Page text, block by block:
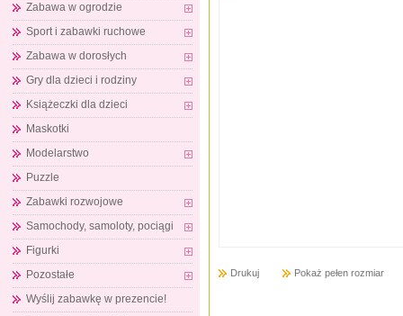
Zabawa w ogrodzie
Sport i zabawki ruchowe
Zabawa w dorosłych
Gry dla dzieci i rodziny
Książeczki dla dzieci
Maskotki
Modelarstwo
Puzzle
Zabawki rozwojowe
Samochody, samoloty, pociągi
Figurki
Pozostałe
Wyślij zabawkę w prezencie!
Drukuj Pokaż pełen rozmiar